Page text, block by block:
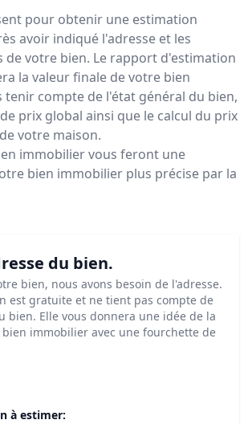
pour obtenir une estimation
avoir indiqué l'adresse et les
de votre bien. Le rapport d'estimation
la valeur finale de votre bien
tenir compte de l'état général du bien,
prix global ainsi que le calcul du prix
votre maison.
immobilier vous feront une
bien immobilier plus précise par la
du bien.
bien, nous avons besoin de l'adresse.
est gratuite et ne tient pas compte de
bien. Elle vous donnera une idée de la
immobilier avec une fourchette de
à estimer: